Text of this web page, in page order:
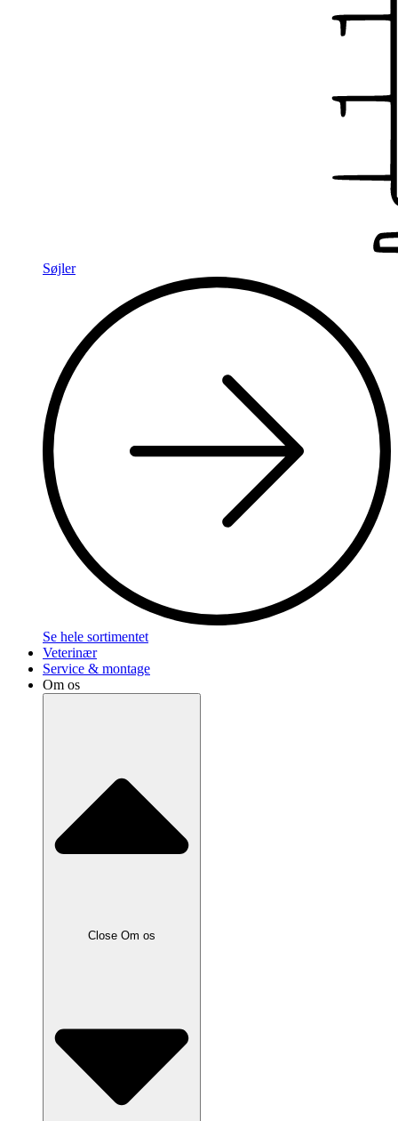
Søjler
Se hele sortimentet
Veterinær
Service & montage
Om os
Close Om os